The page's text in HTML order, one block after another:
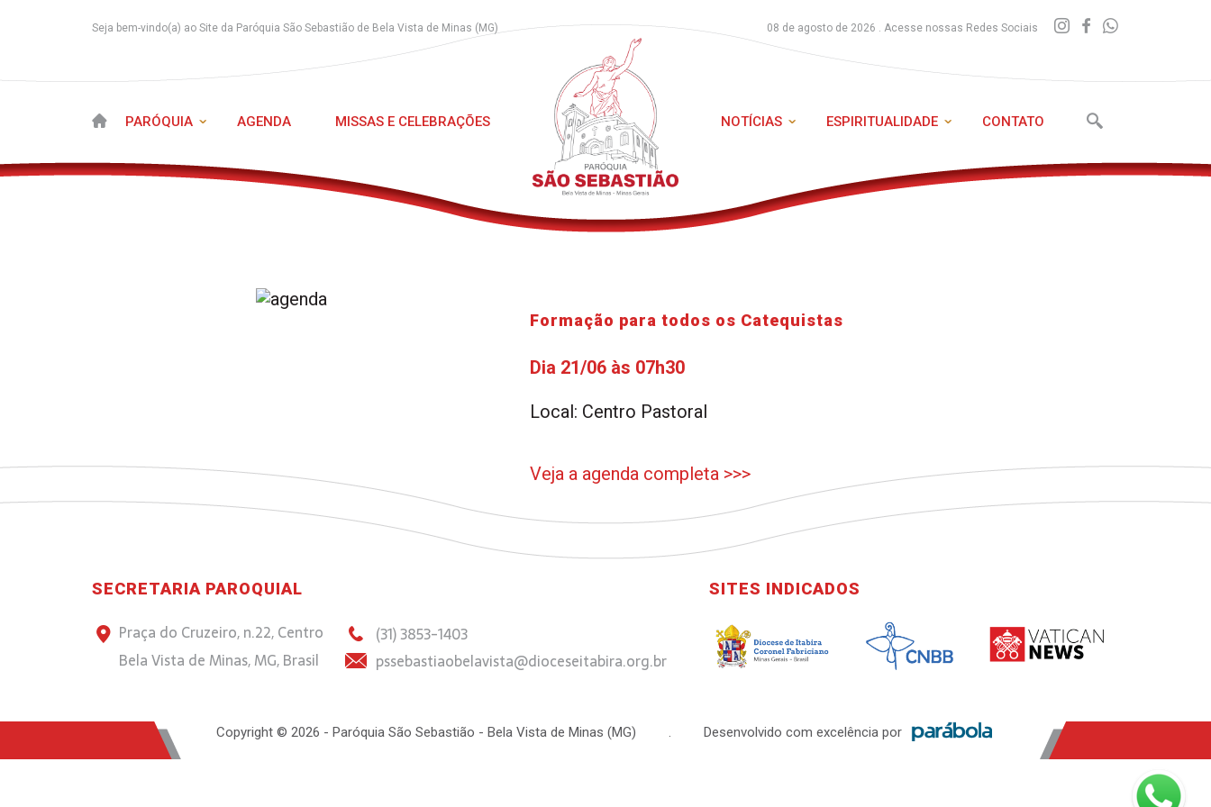
Seja bem-vindo(a) ao Site da Paróquia São Sebastião de Bela Vista de Minas (MG) 08 de agosto de 2026 . Acesse nossas Redes Sociais
PARÓQUIA AGENDA MISSAS E CELEBRAÇÕES NOTÍCIAS ESPIRITUALIDADE CONTATO
Formação para todos os Catequistas
Dia 21/06 às 07h30
Local: Centro Pastoral
Veja a agenda completa >>>
SECRETARIA PAROQUIAL
Praça do Cruzeiro, n.22, Centro
Bela Vista de Minas, MG, Brasil
(31) 3853-1403
pssebastiaobelavista@dioceseitabira.org.br
SITES INDICADOS
Copyright © 2026 - Paróquia São Sebastião - Bela Vista de Minas (MG) . Desenvolvido com excelência por